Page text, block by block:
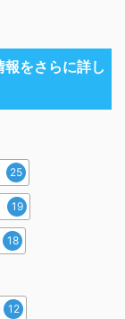
をさらに詳し
25
19
18
12